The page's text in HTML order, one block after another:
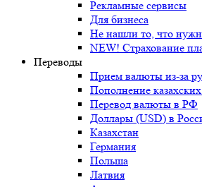
Рекламные сервисы
Для бизнеса
Не нашли то, что
NEW! Страхование
Переводы
Прием валюты из-за
Пополнение
Перевод валюты в РФ
Доллары (USD) в
Казахстан
Германия
Польша
Латвия